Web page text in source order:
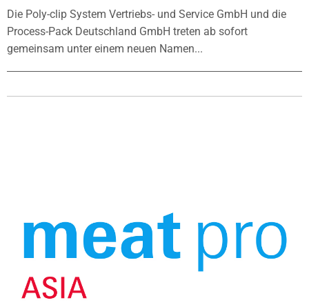
Die Poly-clip System Vertriebs- und Service GmbH und die
Process-Pack Deutschland GmbH treten ab sofort
gemeinsam unter einem neuen Namen...